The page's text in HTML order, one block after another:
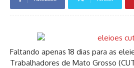
Faltando apenas 18 dias para as
Trabalhadores de Mato Grosso